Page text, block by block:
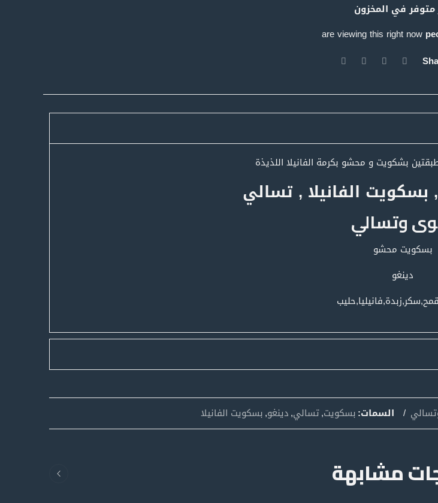
متوفر في المخزون
are viewing this right now
بشكويت و محشو بكرمة الفانيلا اللذيذة
الفانيلا , تسالي
وتسالي
بسكويت محشو
دينغو
السمات:بسكويت,تسالي,دينغو,بسكويت الفانيلا
مشابهة